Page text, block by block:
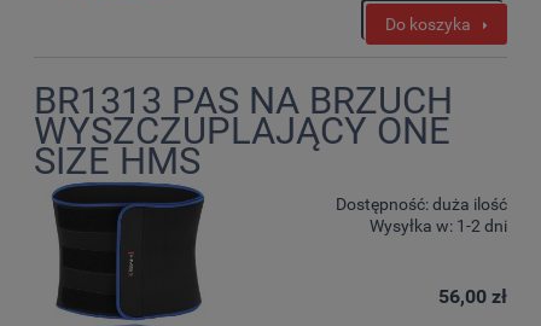
Do koszyka
BR1313 PAS NA BRZUCH
WYSZCZUPLAJĄCY ONE
SIZE HMS
Dostępność:duża ilość
Wysyłka w: 1-2 dni
56,00 zł